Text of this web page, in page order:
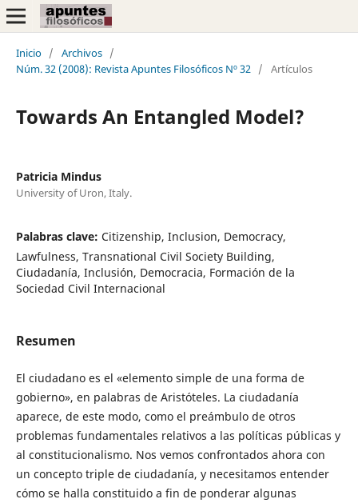
Inicio / Archivos /
Núm. 32 (2008): Revista Apuntes Filosóficos Nº 32 / Artículos
Towards An Entangled Model?
Patricia Mindus
University of Uron, Italy.
Palabras clave: Citizenship, Inclusion, Democracy,
Lawfulness, Transnational Civil Society Building,
Ciudadanía, Inclusión, Democracia, Formación de la
Sociedad Civil Internacional
Resumen
El ciudadano es el «elemento simple de una forma de
gobierno», en palabras de Aristóteles. La ciudadanía
aparece, de este modo, como el preámbulo de otros
problemas fundamentales relativos a las políticas públicas y
al constitucionalismo. Nos vemos confrontados ahora con
un concepto triple de ciudadanía, y necesitamos entender
cómo se halla constituido a fin de ponderar algunas